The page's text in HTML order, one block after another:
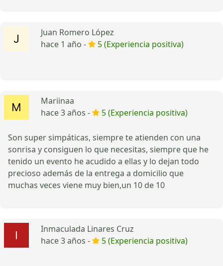
Juan Romero López
hace 1 año -
5 (Experiencia positiva)
Mariinaa
hace 3 años -
5 (Experiencia positiva)
Son super simpáticas, siempre te atienden con una
sonrisa y consiguen lo que necesitas, siempre que he
tenido un evento he acudido a ellas y lo dejan todo
precioso además de la entrega a domicilio que
muchas veces viene muy bien,un 10 de 10
Inmaculada Linares Cruz
hace 3 años -
5 (Experiencia positiva)